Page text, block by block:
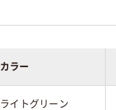
カラー
ライトグリーン